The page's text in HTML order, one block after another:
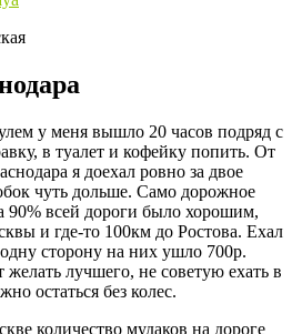
у меня вышло 20 часов подряд с
в туалет и кофейку попить. От
я доехал ровно за двое
чуть дольше. Само дорожное
всей дороги было хорошим,
и где-то 100км до Ростова. Ехал
сторону на них ушло 700р.
желать лучшего, не советую ехать в
остаться без колес.
количество мудаков на дороге